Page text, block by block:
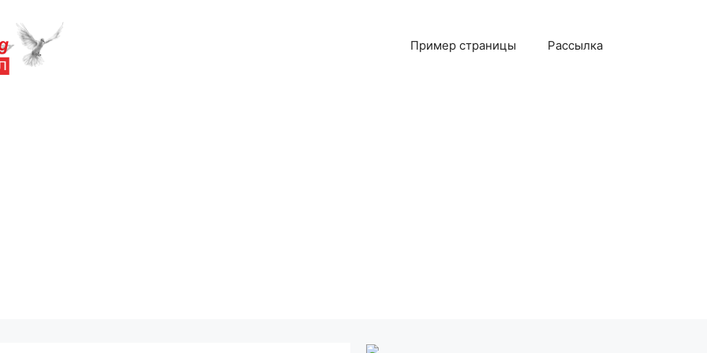
Пример страницы Рассылка